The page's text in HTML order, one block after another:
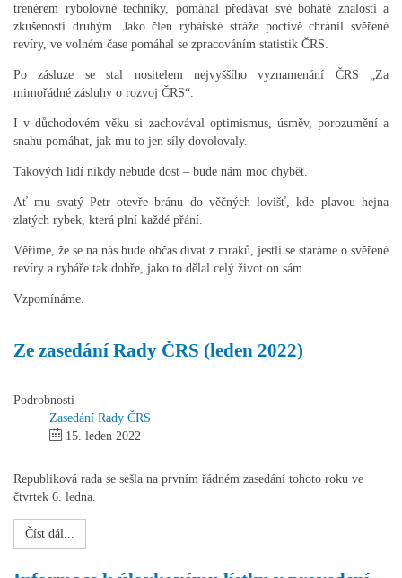
trenérem rybolovné techniky, pomáhal předávat své bohaté znalosti a
zkušenosti druhým. Jako člen rybářské stráže poctivě chránil svěřené
revíry, ve volném čase pomáhal se zpracováním statistik ČRS.
Po zásluze se stal nositelem nejvyššího vyznamenání ČRS „Za
mimořádné zásluhy o rozvoj ČRS“.
I v důchodovém věku si zachovával optimismus, úsměv, porozumění a
snahu pomáhat, jak mu to jen síly dovolovaly.
Takových lidí nikdy nebude dost – bude nám moc chybět.
Ať mu svatý Petr otevře bránu do věčných lovišť, kde plavou hejna
zlatých rybek, která plní každé přání.
Věříme, že se na nás bude občas dívat z mraků, jestli se staráme o svěřené
revíry a rybáře tak dobře, jako to dělal celý život on sám.
Vzpomínáme.
Ze zasedání Rady ČRS (leden 2022)
Podrobnosti
Zasedání Rady ČRS
15. leden 2022
Republiková rada se sešla na prvním řádném zasedání tohoto roku ve
čtvrtek 6. ledna.
Číst dál...